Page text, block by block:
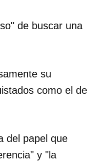
de buscar una
su
como el de
del papel que
y "la